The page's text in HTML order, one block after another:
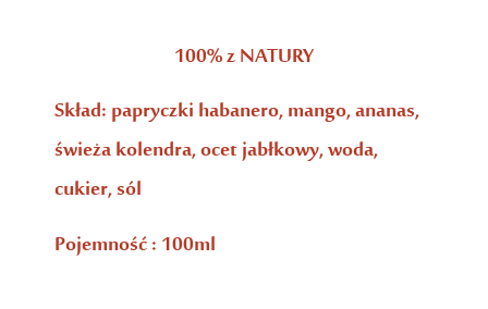
100% z NATURY
Skład: papryczki habanero, mango, ananas,
świeża kolendra, ocet jabłkowy, woda,
cukier, sól
Pojemność : 100ml